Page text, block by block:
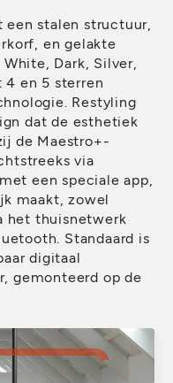
stalen structuur,
en gelakte
Dark, Silver,
4 en 5 sterren
Restyling
dat de esthetiek
de Maestro+-
via
een speciale app,
maakt, zowel
het thuisnetwerk
Standaard is
digitaal
gemonteerd op de